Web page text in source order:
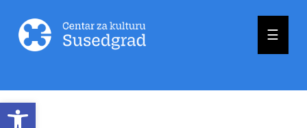
Open toolbar
☰